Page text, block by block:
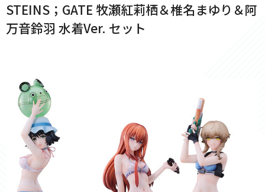
STEINS；GATE 牧瀬紅莉栖＆椎名まゆり＆阿
万音鈴羽 水着Ver. セット